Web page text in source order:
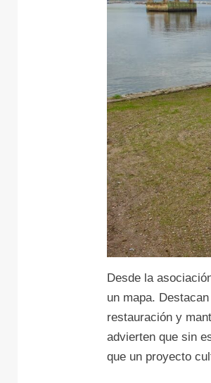
Desde la
un mapa.
restauración y
advierten que sin
que un proyecto